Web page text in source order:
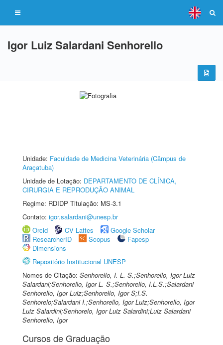
Igor Luiz Salardani Senhorello
Unidade: Faculdade de Medicina Veterinária (Câmpus de
Araçatuba)
Unidade de Lotação: DEPARTAMENTO DE CLÍNICA,
CIRURGIA E REPRODUÇÃO ANIMAL
Regime: RDIDP Titulação: MS-3.1
Contato: igor.salardani@unesp.br
Orcid
CV Lattes
Google Scholar
ResearcherID
Scopus
Fapesp
Dimensions
Repositório Institucional UNESP
Nomes de Citação: Senhorello, I. L. S.;Senhorello, Igor Luiz
Salardani;Senhorello, Igor L. S.;Senhorello, I.L.S.;Salardani
Senhorello, Igor Luiz;Senhorello, Igor S;I.S.
Senhorelo;Salardani I.;Senhorello, Igor Luiz;Senhorello, Igor
Luiz Salardini;Senhorelo, Igor Luiz Salardini;Luiz Salardani
Senhorello, Igor
Cursos de Graduação